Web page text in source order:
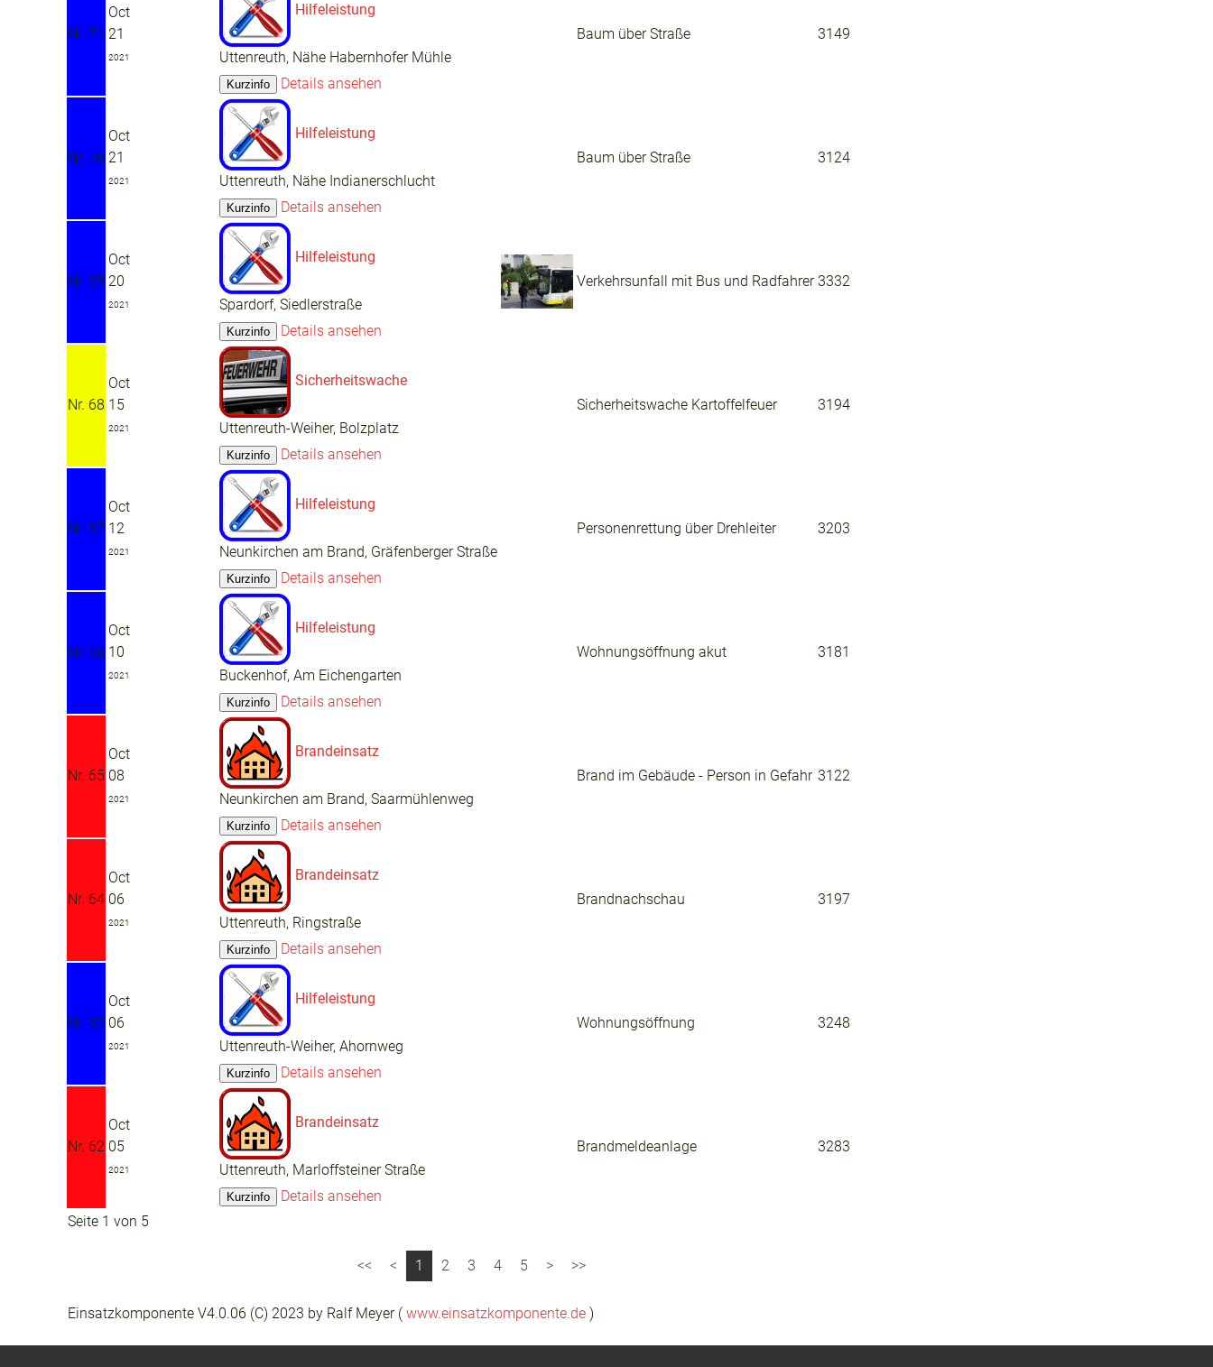
Nr. 71
Oct
21
2021
Hilfeleistung
Uttenreuth, Nähe Habernhofer Mühle
Details ansehen
Baum über Straße 3149
Nr. 70
Oct
21
2021
Hilfeleistung
Uttenreuth, Nähe Indianerschlucht
Details ansehen
Baum über Straße 3124
Nr. 69
Oct
20
2021
Hilfeleistung
Spardorf, Siedlerstraße
Details ansehen
Verkehrsunfall mit Bus und Radfahrer 3332
Nr. 68
Oct
15
2021
Sicherheitswache
Uttenreuth-Weiher, Bolzplatz
Details ansehen
Sicherheitswache Kartoffelfeuer 3194
Nr. 67
Oct
12
2021
Hilfeleistung
Neunkirchen am Brand, Gräfenberger Straße
Details ansehen
Personenrettung über Drehleiter 3203
Nr. 66
Oct
10
2021
Hilfeleistung
Buckenhof, Am Eichengarten
Details ansehen
Wohnungsöffnung akut 3181
Nr. 65
Oct
08
2021
Brandeinsatz
Neunkirchen am Brand, Saarmühlenweg
Details ansehen
Brand im Gebäude - Person in Gefahr 3122
Nr. 64
Oct
06
2021
Brandeinsatz
Uttenreuth, Ringstraße
Details ansehen
Brandnachschau 3197
Nr. 63
Oct
06
2021
Hilfeleistung
Uttenreuth-Weiher, Ahornweg
Details ansehen
Wohnungsöffnung 3248
Nr. 62
Oct
05
2021
Brandeinsatz
Uttenreuth, Marloffsteiner Straße
Details ansehen
Brandmeldeanlage 3283
Seite 1 von 5
1 2 3 4 5
Einsatzkomponente V4.0.06 (C) 2023 by Ralf Meyer ( www.einsatzkomponente.de )